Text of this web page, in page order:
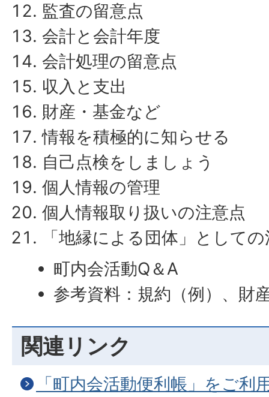
監査の留意点
会計と会計年度
会計処理の留意点
収入と支出
財産・基金など
情報を積極的に知らせる
自己点検をしましょう
個人情報の管理
個人情報取り扱いの注意点
「地縁による団体」として
町内会活動Q＆A
参考資料：規約（例）、財
関連リンク
「町内会活動便利帳」をご利